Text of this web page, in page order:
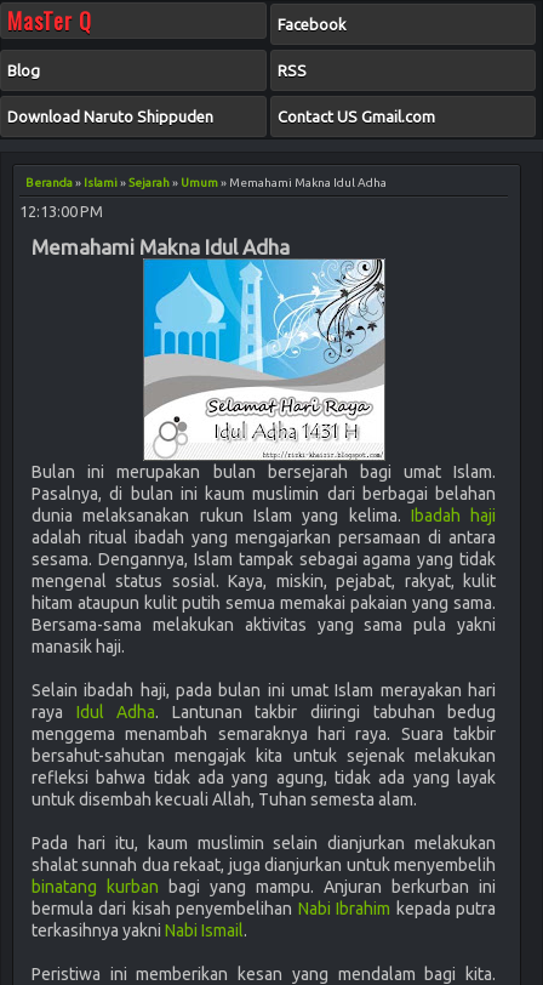
MasTer Q Facebook
Blog RSS
Download Naruto Shippuden Contact US Gmail.com
Beranda» Islami»Sejarah» Umum» Memahami Makna Idul Adha
12:13:00 PM
Memahami Makna Idul Adha
Bulan ini merupakan bulan bersejarah bagi umat Islam.
Pasalnya, di bulan ini kaum muslimin dari berbagai belahan
dunia melaksanakan rukun Islam yang kelima. Ibadah haji
adalah ritual ibadah yang mengajarkan persamaan di antara
sesama. Dengannya, Islam tampak sebagai agama yang tidak
mengenal status sosial. Kaya, miskin, pejabat, rakyat, kulit
hitam ataupun kulit putih semua memakai pakaian yang sama.
Bersama-sama melakukan aktivitas yang sama pula yakni
manasik haji.
Selain ibadah haji, pada bulan ini umat Islam merayakan hari
raya Idul Adha. Lantunan takbir diiringi tabuhan bedug
menggema menambah semaraknya hari raya. Suara takbir
bersahut-sahutan mengajak kita untuk sejenak melakukan
refleksi bahwa tidak ada yang agung, tidak ada yang layak
untuk disembah kecuali Allah, Tuhan semesta alam.
Pada hari itu, kaum muslimin selain dianjurkan melakukan
shalat sunnah dua rekaat, juga dianjurkan untuk menyembelih
binatang kurban bagi yang mampu. Anjuran berkurban ini
bermula dari kisah penyembelihan Nabi Ibrahim kepada putra
terkasihnya yakni Nabi Ismail.
Peristiwa ini memberikan kesan yang mendalam bagi kita.